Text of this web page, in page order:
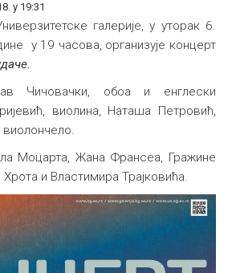
у 19:31
галерије, у уторак 6.
у 19 часова, организује концерт
Чичовачки, обоа и енглески
виолина, Наташа Петровић,
виолончело.
Моцарта, Жана Франсеа, Гражине
и Властимира Трајковића.